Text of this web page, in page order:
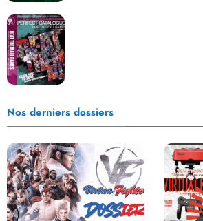
Nos derniers dossiers